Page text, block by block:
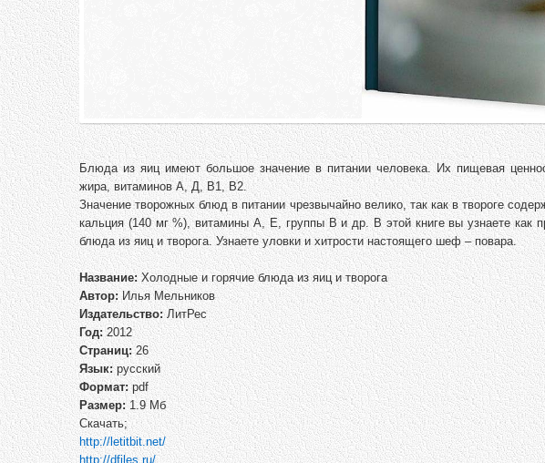
Блюда из яиц имеют большое значение в питании человека. Их пищевая
жира, витаминов А, Д, В1, В2.
Значение творожных блюд в питании чрезвычайно велико, так как в твороге
кальция (140 мг %), витамины А, Е, группы В и др. В этой книге вы узнаете как
блюда из яиц и творога. Узнаете уловки и хитрости настоящего шеф – повара.
Название: Холодные и горячие блюда из яиц и творога
Автор:Илья Мельников
Издательство:ЛитРес
Год:2012
Страниц:26
Язык:русский
Формат:pdf
Размер:1.9 Мб
Скачать;
http://letitbit.net/
http://dfiles.ru/